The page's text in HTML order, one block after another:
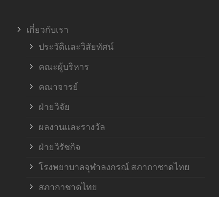
เกี่ยวกับเรา
ประวัติและวิสัยทัศน์
คณะผู้บริหาร
คณาจารย์
ฝ่ายวิจัย
ผลงานและรางวัล
ฝ่ายวิรัชกิจ
โรงพยาบาลจุฬาลงกรณ์ สภากาชาดไทย
สภากาชาดไทย